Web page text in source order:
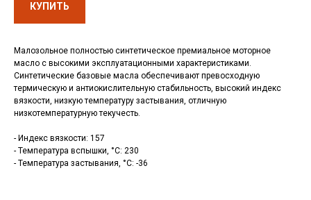
КУПИТЬ
Малозольное полностью синтетическое премиальное моторное
масло с высокими эксплуатационными характеристиками.
Синтетические базовые масла обеспечивают превосходную
термическую и антиокислительную стабильность, высокий индекс
вязкости, низкую температуру застывания, отличную
низкотемпературную текучесть.
- Индекс вязкости: 157
- Температура вспышки, °C: 230
- Температура застывания, °C: -36